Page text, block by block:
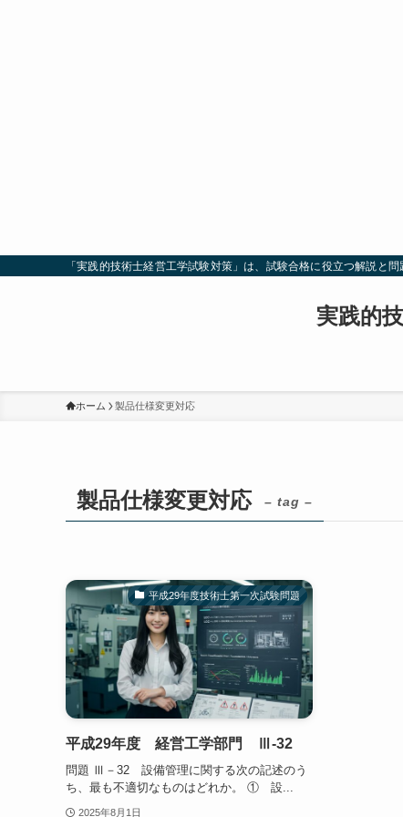
「実践的技術士経営工学試験対策」は、試験合格に役立つ解説と
実践的
ホーム 製品仕様変更対応
製品仕様変更対応 – tag –
平成29年度技術士第一次試験問題
平成29年度 経営工学部門 Ⅲ-32
問題 Ⅲ－32 設備管理に関する次の記述のう
ち、最も不適切なものはどれか。 ① 設...
2025年8月1日